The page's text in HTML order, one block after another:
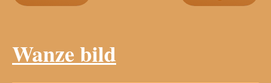
Wanze bild